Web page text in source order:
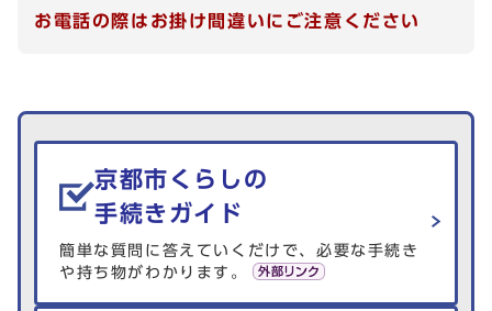
お電話の際はお掛け間違いにご注意ください
生活情報を探す
京都市くらしの
手続きガイド
簡単な質問に答えていくだけで、必要な手続き
や持ち物がわかります。